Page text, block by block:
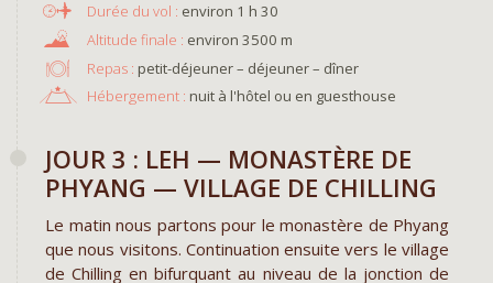
environ 1 h 30
environ 3500 m
Repas : petit-déjeuner – déjeuner – dîner
Hébergement : nuit à l'hôtel ou en guesthouse
JOUR 3 : LEH — MONASTÈRE DE
PHYANG — VILLAGE DE CHILLING
Le matin nous partons pour le monastère de Phyang
que nous visitons. Continuation ensuite vers le village
de Chilling en bifurquant au niveau de la jonction de